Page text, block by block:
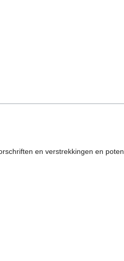
en verstrekkingen en